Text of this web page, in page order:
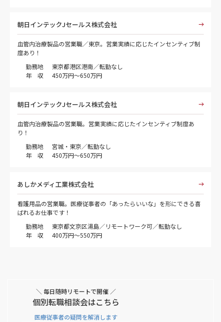
朝日インテックJセールス株式会社
血管内治療製品の営業職／東京。営業実績に応じたインセンティブ制
度あり！
勤務地
東京都港区港南／転勤なし
年 収
450万円～650万円
朝日インテックJセールス株式会社
血管内治療製品の営業職。営業実績に応じたインセンティブ制度あ
り！
勤務地
宮城・東京／転勤なし
年 収
450万円～650万円
あしかメディ工業株式会社
看護用品の営業職。医療従事者の「あったらいいな」を形にできる喜
ばれるお仕事です！
勤務地
東京都文京区湯島／リモートワーク可／転勤なし
年 収
400万円～550万円
＼ 毎日随時リモートで開催 ／
個別転職相談会はこちら
医療従事者の疑問を解消します